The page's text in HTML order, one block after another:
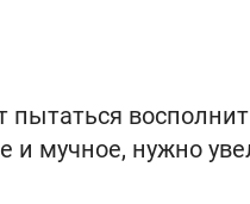
и мучное, нужно